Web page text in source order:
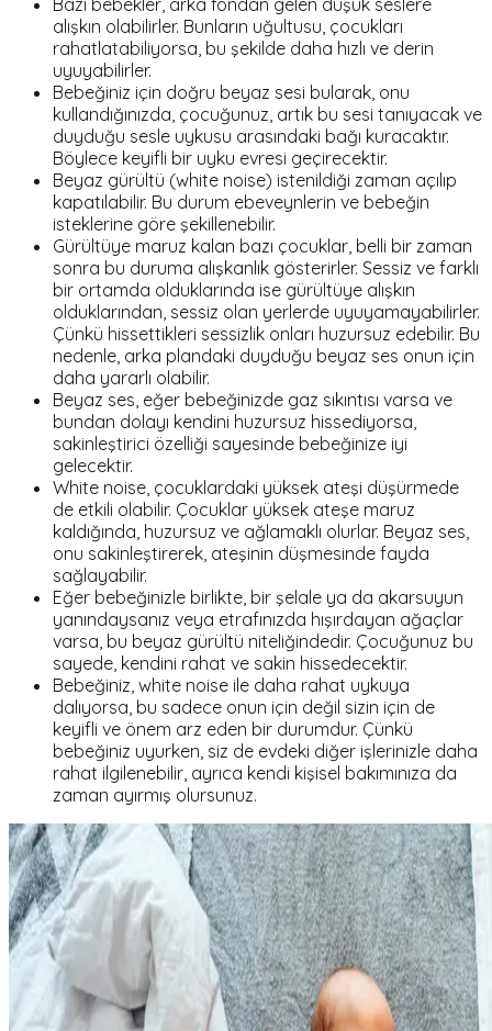
Bazı bebekler, arka fondan gelen düşük seslere
alışkın olabilirler. Bunların uğultusu, çocukları
rahatlatabiliyorsa, bu şekilde daha hızlı ve derin
uyuyabilirler.
Bebeğiniz için doğru beyaz sesi bularak, onu
kullandığınızda, çocuğunuz, artık bu sesi tanıyacak ve
duyduğu sesle uykusu arasındaki bağı kuracaktır.
Böylece keyifli bir uyku evresi geçirecektir.
Beyaz gürültü (white noise) istenildiği zaman açılıp
kapatılabilir. Bu durum ebeveynlerin ve bebeğin
isteklerine göre şekillenebilir.
Gürültüye maruz kalan bazı çocuklar, belli bir zaman
sonra bu duruma alışkanlık gösterirler. Sessiz ve farklı
bir ortamda olduklarında ise gürültüye alışkın
olduklarından, sessiz olan yerlerde uyuyamayabilirler.
Çünkü hissettikleri sessizlik onları huzursuz edebilir. Bu
nedenle, arka plandaki duyduğu beyaz ses onun için
daha yararlı olabilir.
Beyaz ses, eğer bebeğinizde gaz sıkıntısı varsa ve
bundan dolayı kendini huzursuz hissediyorsa,
sakinleştirici özelliği sayesinde bebeğinize iyi
gelecektir.
White noise, çocuklardaki yüksek ateşi düşürmede
de etkili olabilir. Çocuklar yüksek ateşe maruz
kaldığında, huzursuz ve ağlamaklı olurlar. Beyaz ses,
onu sakinleştirerek, ateşinin düşmesinde fayda
sağlayabilir.
Eğer bebeğinizle birlikte, bir şelale ya da akarsuyun
yanındaysanız veya etrafınızda hışırdayan ağaçlar
varsa, bu beyaz gürültü niteliğindedir. Çocuğunuz bu
sayede, kendini rahat ve sakin hissedecektir.
Bebeğiniz, white noise ile daha rahat uykuya
dalıyorsa, bu sadece onun için değil sizin için de
keyifli ve önem arz eden bir durumdur. Çünkü
bebeğiniz uyurken, siz de evdeki diğer işlerinizle daha
rahat ilgilenebilir, ayrıca kendi kişisel bakımınıza da
zaman ayırmış olursunuz.